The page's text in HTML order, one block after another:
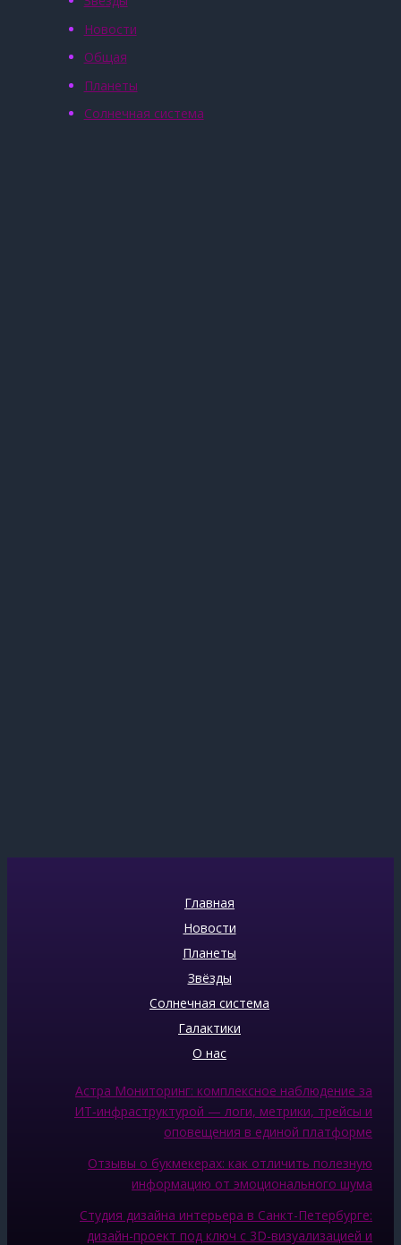
Новости
Общая
Планеты
Солнечная система
Главная
Новости
Планеты
Звёзды
Солнечная система
Галактики
О нас
Астра Мониторинг: комплексное наблюдение за
ИТ‑инфраструктурой — логи, метрики, трейсы и
оповещения в единой платформе
Отзывы о букмекерах: как отличить полезную
информацию от эмоционального шума
Студия дизайна интерьера в Санкт-Петербурге:
дизайн-проект под ключ с 3D-визуализацией и